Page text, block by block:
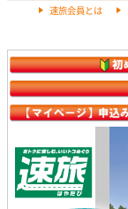
速旅会員とは